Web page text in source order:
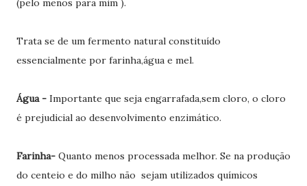
(pelo menos para mim ).
Trata se de um fermento natural constituído
essencialmente por farinha,água e mel.
Água - Importante que seja engarrafada,sem cloro, o cloro
é prejudicial ao desenvolvimento enzimático.
Farinha- Quanto menos processada melhor. Se na produção
do centeio e do milho não sejam utilizados químicos